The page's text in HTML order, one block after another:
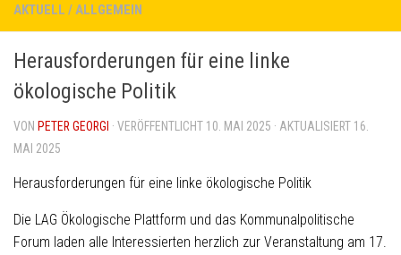
AKTUELL /ALLGEMEIN
Herausforderungen für eine linke
ökologische Politik
VON PETER GEORGI · VERÖFFENTLICHT 10. MAI 2025 · AKTUALISIERT 16.
MAI 2025
Herausforderungen für eine linke ökologische Politik
Die LAG Ökologische Plattform und das Kommunalpolitische
Forum laden alle Interessierten herzlich zur Veranstaltung am 17.